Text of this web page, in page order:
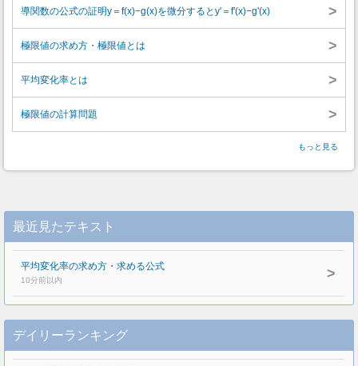
導関数の公式の証明y＝f(x)−g(x)を微分するとy'＝f'(x)−g'(x) >
極限値の求め方・極限値とは >
平均変化率とは >
極限値の計算問題 >
もっと見る
最近見たテキスト
平均変化率の求め方・求める公式
10分前以内 >
デイリーランキング